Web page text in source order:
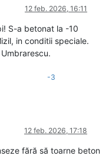
12 feb. 2026, 16:11
S-a betonat la -10
in conditii speciale.
-3
12 feb. 2026, 17:18
fără să toarne beton